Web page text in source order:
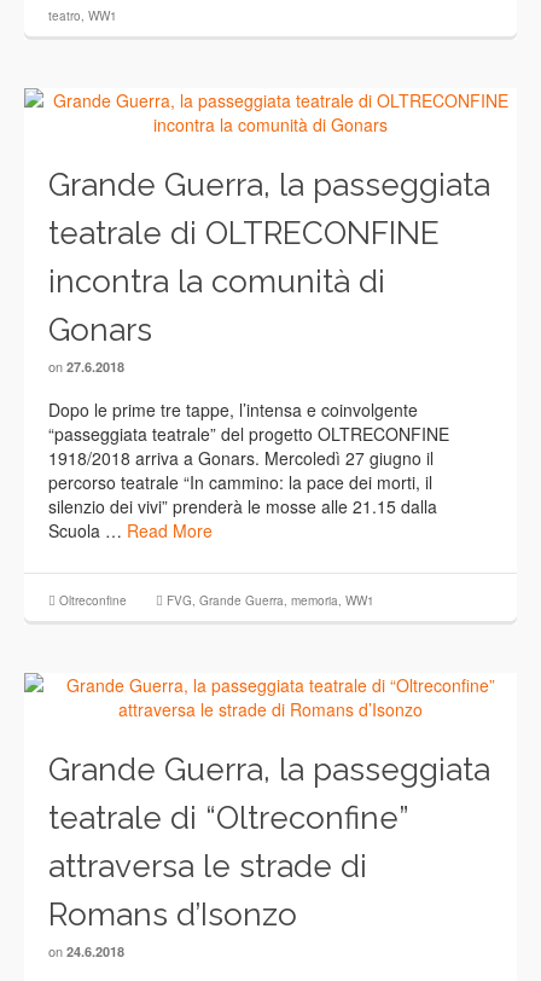
teatro, WW1
Grande Guerra, la passeggiata
teatrale di OLTRECONFINE
incontra la comunità di
Gonars
on 27.6.2018
Dopo le prime tre tappe, l’intensa e coinvolgente
“passeggiata teatrale” del progetto OLTRECONFINE
1918/2018 arriva a Gonars. Mercoledì 27 giugno il
percorso teatrale “In cammino: la pace dei morti, il
silenzio dei vivi” prenderà le mosse alle 21.15 dalla
Scuola … Read More
Oltreconfine FVG, Grande Guerra, memoria, WW1
Grande Guerra, la passeggiata
teatrale di “Oltreconfine”
attraversa le strade di
Romans d’Isonzo
on 24.6.2018